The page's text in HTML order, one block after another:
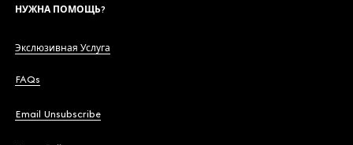
НУЖНА ПОМОЩЬ?
Экслюзивная Услуга
FAQs
Email Unsubscribe